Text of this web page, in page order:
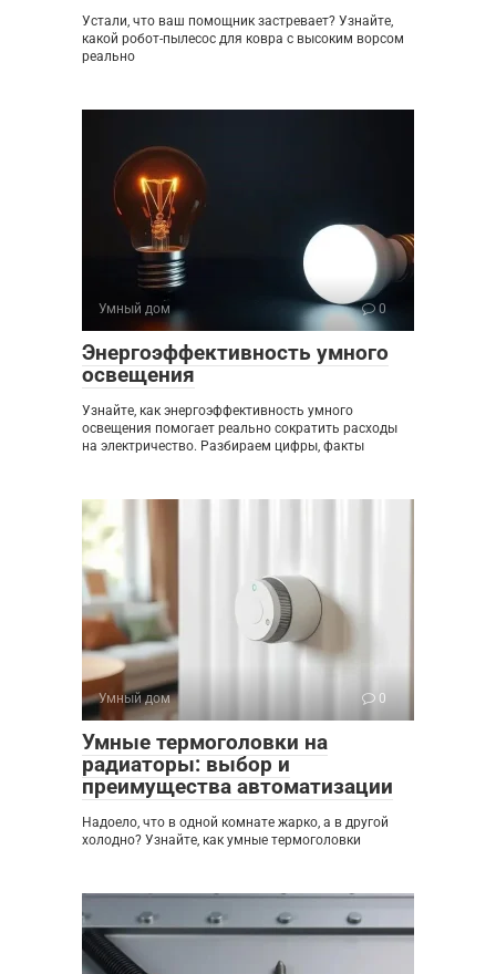
Устали, что ваш помощник застревает? Узнайте,
какой робот-пылесос для ковра с высоким ворсом
реально
Умный дом 0
Энергоэффективность умного
освещения
Узнайте, как энергоэффективность умного
освещения помогает реально сократить расходы
на электричество. Разбираем цифры, факты
Умный дом 0
Умные термоголовки на
радиаторы: выбор и
преимущества автоматизации
Надоело, что в одной комнате жарко, а в другой
холодно? Узнайте, как умные термоголовки